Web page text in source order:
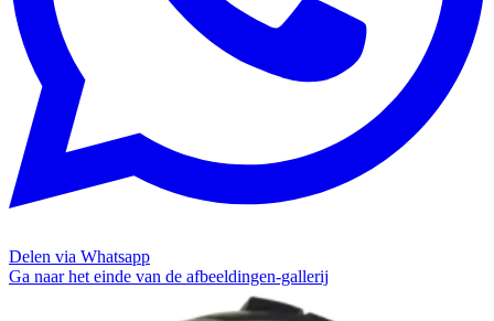
Delen via Whatsapp
Ga naar het einde van de afbeeldingen-gallerij